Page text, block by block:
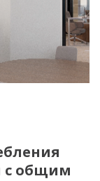
с общим